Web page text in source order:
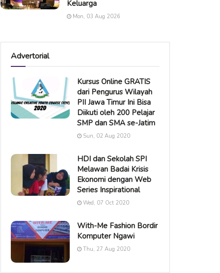
Keluarga
Mon, 03 Aug 2026
Advertorial
Kursus Online GRATIS
dari Pengurus Wilayah
PII Jawa Timur Ini Bisa
Diikuti oleh 200 Pelajar
SMP dan SMA se-Jatim
Sun, 02 Aug 2020
HDI dan Sekolah SPI
Melawan Badai Krisis
Ekonomi dengan Web
Series Inspirational
Wed, 07 Oct 2020
With-Me Fashion Bordir
Komputer Ngawi
Thu, 27 Aug 2020